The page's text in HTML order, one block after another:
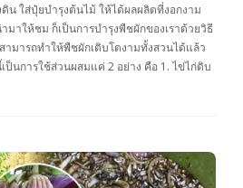
น ใส่ปุ๋ยบำรุงต้นไม้ ให้ได้ผลผลิตที่งอกงาม
มาให้ชม ก็เป็นการบำรุงพืชผักของเราด้วยวิธี
ามารถทำให้พืชผักเติบโตงามทั้งสวนได้แล้ว
ป็นการใช้ส่วนผสมแค่ 2 อย่าง คือ 1. ไข่ไก่ดิบ